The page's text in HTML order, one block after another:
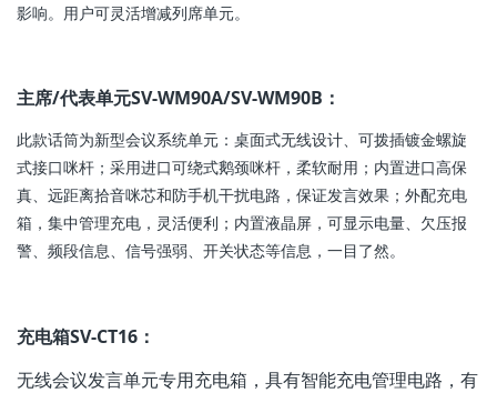
影响。用户可灵活增减列席单元。
主席/代表单元SV-WM90A/SV-WM90B：
此款话筒为新型会议系统单元：桌面式无线设计、可拨插镀金螺旋
式接口咪杆；采用进口可绕式鹅颈咪杆，柔软耐用；内置进口高保
真、远距离拾音咪芯和防手机干扰电路，保证发言效果；外配充电
箱，集中管理充电，灵活便利；内置液晶屏，可显示电量、欠压报
警、频段信息、信号强弱、开关状态等信息，一目了然。
充电箱SV-CT16：
无线会议发言单元专用充电箱，具有智能充电管理电路，有